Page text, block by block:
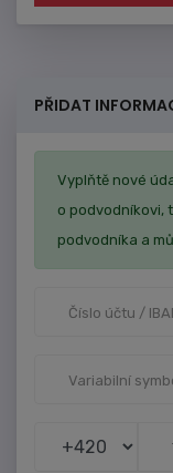
PŘIDAT
Vyplňtě nové
o podvodníkovi,
podvodníka a